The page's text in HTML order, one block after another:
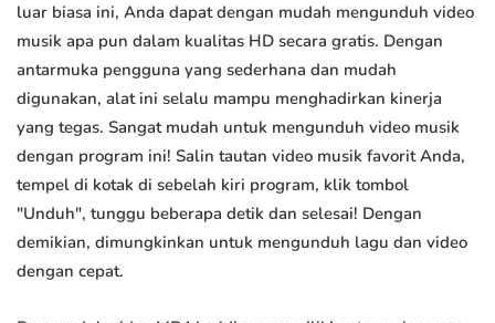
luar biasa ini, Anda dapat dengan mudah mengunduh video
musik apa pun dalam kualitas HD secara gratis. Dengan
antarmuka pengguna yang sederhana dan mudah
digunakan, alat ini selalu mampu menghadirkan kinerja
yang tegas. Sangat mudah untuk mengunduh video musik
dengan program ini! Salin tautan video musik favorit Anda,
tempel di kotak di sebelah kiri program, klik tombol
"Unduh", tunggu beberapa detik dan selesai! Dengan
demikian, dimungkinkan untuk mengunduh lagu dan video
dengan cepat.